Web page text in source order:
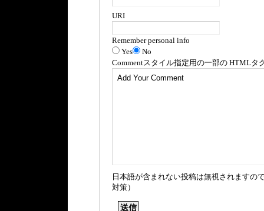
URI
Remember personal info
Yes
No
Commentスタイル指定用の一部の HTMLタ
日本語が含まれない投稿は無視されますの
対策）